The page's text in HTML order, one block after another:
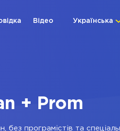
Українська
Відео
+ Prom
без програмістів та